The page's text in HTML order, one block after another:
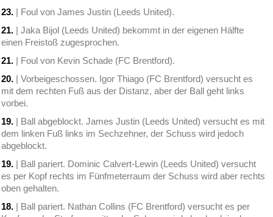
23. | Foul von James Justin (Leeds United).
21. | Jaka Bijol (Leeds United) bekommt in der eigenen Hälfte
einen Freistoß zugesprochen.
21. | Foul von Kevin Schade (FC Brentford).
20. | Vorbeigeschossen. Igor Thiago (FC Brentford) versucht es
mit dem rechten Fuß aus der Distanz, aber der Ball geht links
vorbei.
19. | Ball abgeblockt. James Justin (Leeds United) versucht es mit
dem linken Fuß links im Sechzehner, der Schuss wird jedoch
abgeblockt.
19. | Ball pariert. Dominic Calvert-Lewin (Leeds United) versucht
es per Kopf rechts im Fünfmeterraum der Schuss wird aber rechts
oben gehalten.
18. | Ball pariert. Nathan Collins (FC Brentford) versucht es per